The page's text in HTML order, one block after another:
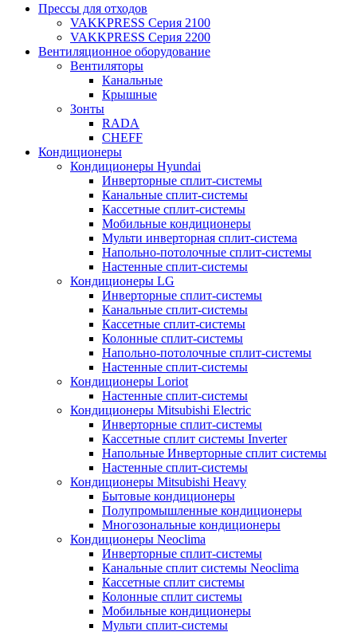
Прессы для отходов
VAKKPRESS Серия 2100
VAKKPRESS Серия 2200
Вентиляционное оборудование
Вентиляторы
Канальные
Крышные
Зонты
RADA
CHEFF
Кондиционеры
Кондиционеры Hyundai
Инверторные сплит-системы
Канальные сплит-системы
Кассетные сплит-системы
Мобильные кондиционеры
Мульти инверторная сплит-система
Напольно-потолочные сплит-системы
Настенные сплит-системы
Кондиционеры LG
Инверторные сплит-системы
Канальные сплит-системы
Кассетные сплит-системы
Колонные сплит-системы
Напольно-потолочные сплит-системы
Настенные сплит-системы
Кондиционеры Loriot
Настенные сплит-системы
Кондиционеры Mitsubishi Electric
Инверторные сплит-системы
Кассетные сплит системы Inverter
Напольные Инверторные сплит системы
Настенные сплит-системы
Кондиционеры Mitsubishi Heavy
Бытовые кондиционеры
Полупромышленные кондиционеры
Многозональные кондиционеры
Кондиционеры Neoclima
Инверторные сплит-системы
Канальные сплит системы Neoclima
Кассетные сплит системы
Колонные сплит системы
Мобильные кондиционеры
Мульти сплит-системы